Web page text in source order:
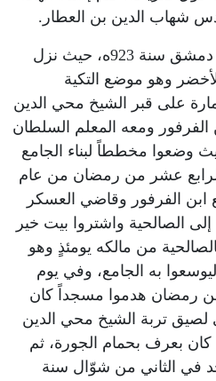
شهاب الدين بن العطار.
دخل السلطان سليم الأول دمشق سنة 923ه، حيث نزل
وهو موضع التكية
على قبر الشيخ محي الدين
ومعه المعلم السلطان
وضعوا مخططاً لبناء الجامع
عشر من رمضان من عام
ابن الفرفور وقاضي العسكر
الصالحية واشتروا بيت خير
من مالكه يومئذٍ وهو
به الجامع، وفي يوم
رمضان هدموا مسجداً كان
تربة الشيخ محي الدين
بعرف بحمام الجورة، ثم
في الثاني من شوّال سنة